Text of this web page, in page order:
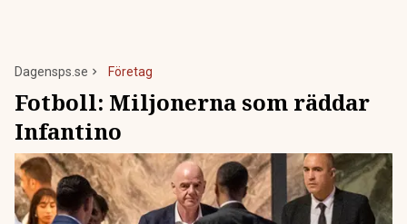
Dagensps.se Företag
Fotboll: Miljonerna som räddar
Infantino